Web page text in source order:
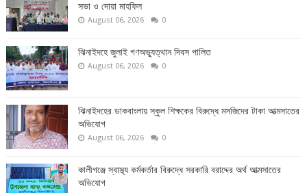
সভা ও দোয়া মাহফিল
August 06, 2026 0
ঝিনাইদহে জুলাই গণঅভ্যুত্থান দিবস পালিত
August 06, 2026 0
ঝিনাইদহের ডাকবাংলায় স্কুল শিক্ষকের বিরুদ্ধে মসজিদের টাকা আত্মসাতের
অভিযোগ
August 06, 2026 0
কালীগঞ্জে স্বাস্থ্য কর্মকর্তার বিরুদ্ধে সরকারি বরাদ্দের অর্থ আত্মসাতের
অভিযোগ